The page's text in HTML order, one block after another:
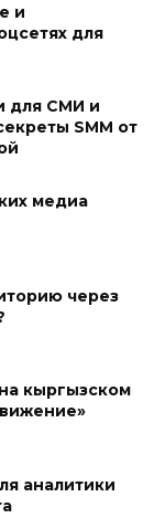
и
для
для СМИ и
SMM от
медиа
через
кыргызском
аналитики